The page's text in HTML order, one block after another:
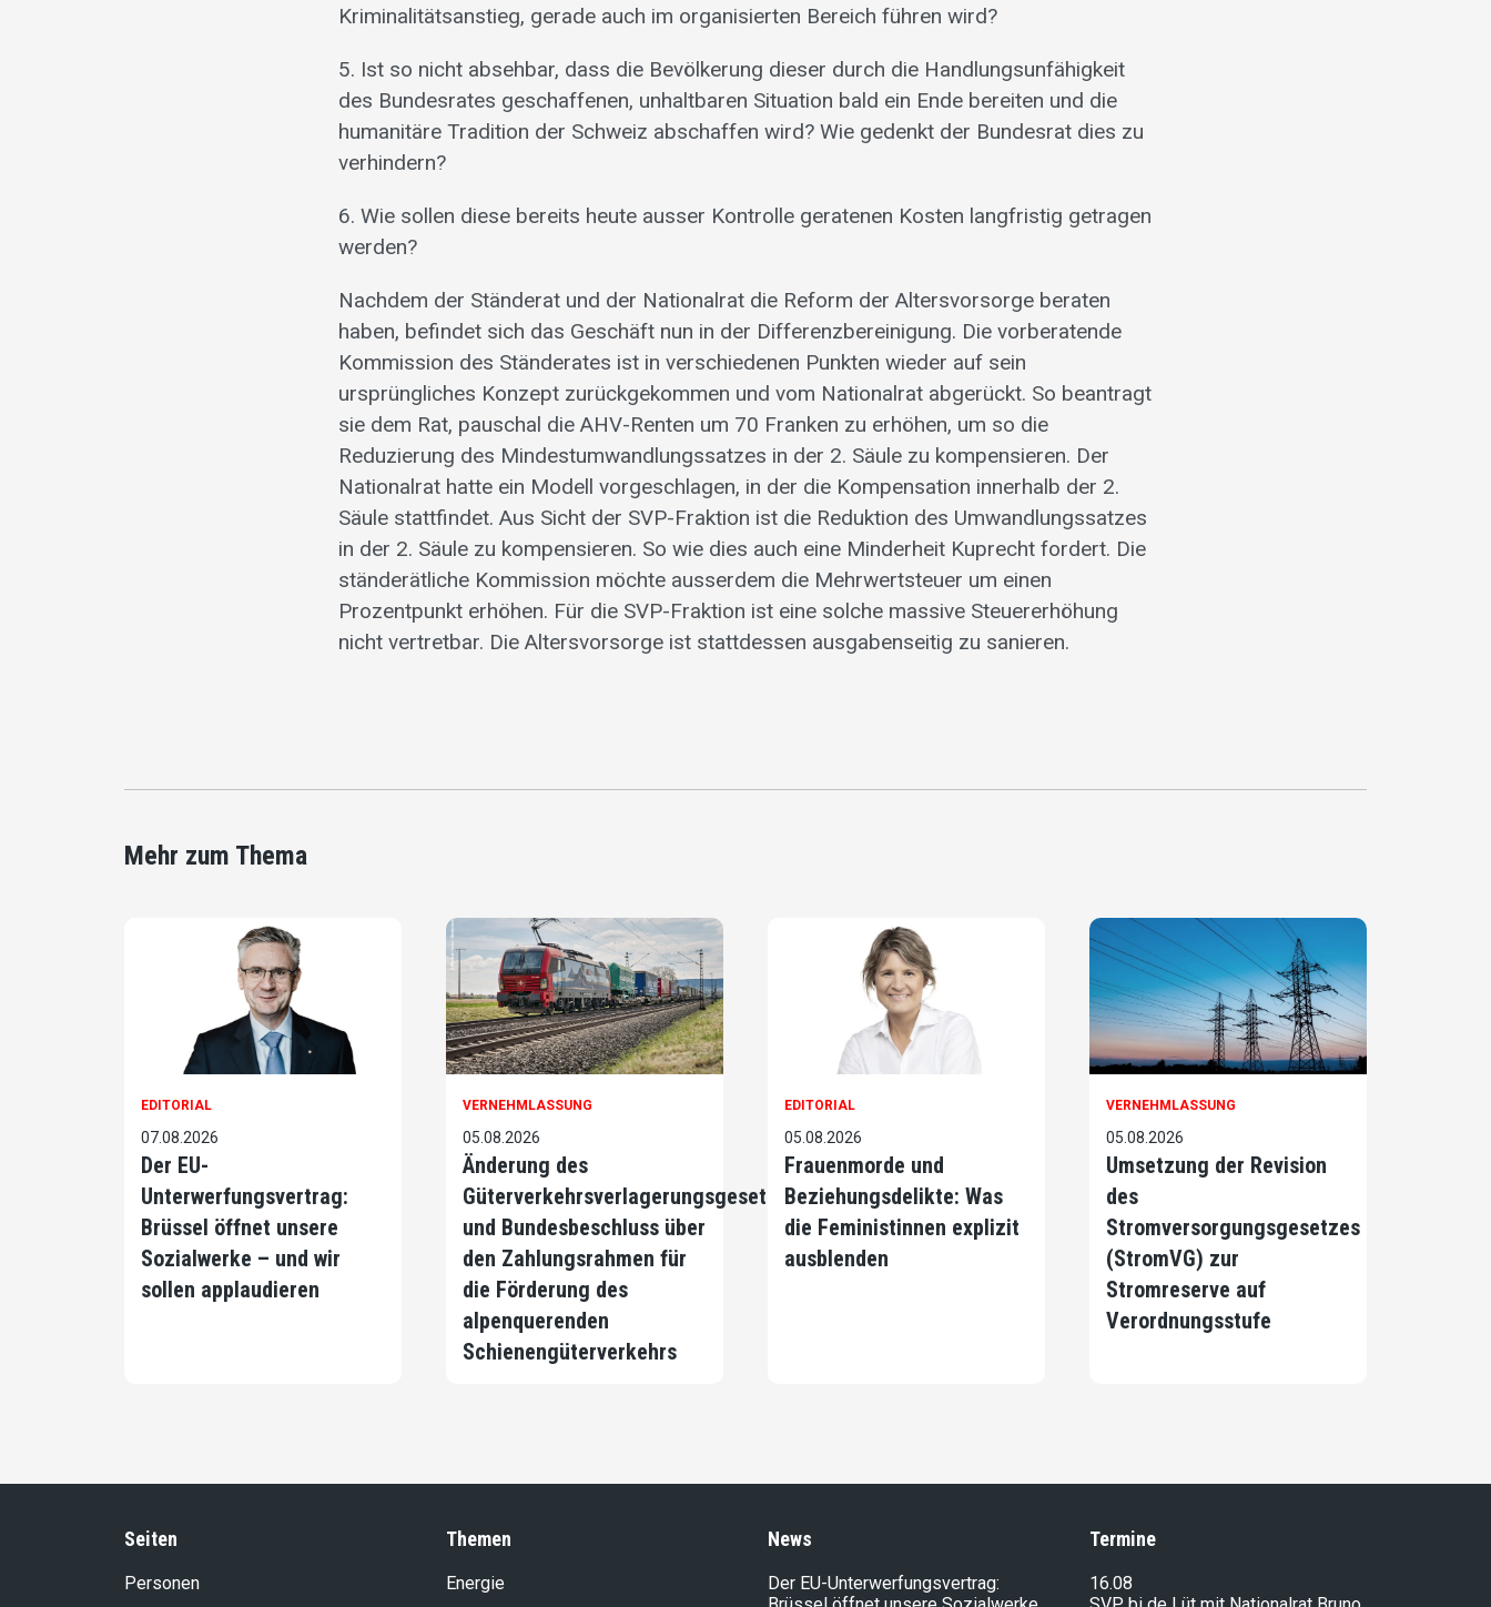
Kriminalitätsanstieg, gerade auch im organisierten Bereich führen wird?
5. Ist so nicht absehbar, dass die Bevölkerung dieser durch die Handlungsunfähigkeit
des Bundesrates geschaffenen, unhaltbaren Situation bald ein Ende bereiten und die
humanitäre Tradition der Schweiz abschaffen wird? Wie gedenkt der Bundesrat dies zu
verhindern?
6. Wie sollen diese bereits heute ausser Kontrolle geratenen Kosten langfristig getragen
werden?
Nachdem der Ständerat und der Nationalrat die Reform der Altersvorsorge beraten
haben, befindet sich das Geschäft nun in der Differenzbereinigung. Die vorberatende
Kommission des Ständerates ist in verschiedenen Punkten wieder auf sein
ursprüngliches Konzept zurückgekommen und vom Nationalrat abgerückt. So beantragt
sie dem Rat, pauschal die AHV-Renten um 70 Franken zu erhöhen, um so die
Reduzierung des Mindestumwandlungssatzes in der 2. Säule zu kompensieren. Der
Nationalrat hatte ein Modell vorgeschlagen, in der die Kompensation innerhalb der 2.
Säule stattfindet. Aus Sicht der SVP-Fraktion ist die Reduktion des Umwandlungssatzes
in der 2. Säule zu kompensieren. So wie dies auch eine Minderheit Kuprecht fordert. Die
ständerätliche Kommission möchte ausserdem die Mehrwertsteuer um einen
Prozentpunkt erhöhen. Für die SVP-Fraktion ist eine solche massive Steuererhöhung
nicht vertretbar. Die Altersvorsorge ist stattdessen ausgabenseitig zu sanieren.
Mehr zum Thema
EDITORIAL
07.08.2026
Der EU-
Unterwerfungsvertrag:
Brüssel öffnet unsere
Sozialwerke – und wir
sollen applaudieren
VERNEHMLASSUNG
05.08.2026
Änderung des
Güterverkehrsverlagerungsgesetzes
und Bundesbeschluss über
den Zahlungsrahmen für
die Förderung des
alpenquerenden
Schienengüterverkehrs
EDITORIAL
05.08.2026
Frauenmorde und
Beziehungsdelikte: Was
die Feministinnen explizit
ausblenden
VERNEHMLASSUNG
05.08.2026
Umsetzung der Revision
des
Stromversorgungsgesetzes
(StromVG) zur
Stromreserve auf
Verordnungsstufe
Seiten
Personen
Themen
Energie
News
Der EU-Unterwerfungsvertrag:
Termine
16.08